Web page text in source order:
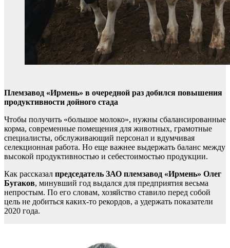
Племзавод «Ирмень» в очередной раз добился повышения
продуктивности дойного стада
Чтобы получить «большое молоко», нужны сбалансированные
корма, современные помещения для животных, грамотные
специалисты, обслуживающий персонал и вдумчивая
селекционная работа. Но еще важнее выдержать баланс между
высокой продуктивностью и себестоимостью продукции.
Как рассказал председатель ЗАО племзавод «Ирмень» Олег
Бугаков, минувший год выдался для предприятия весьма
непростым. По его словам, хозяйство ставило перед собой
цель не добиться каких-то рекордов, а удержать показатели
2020 года.